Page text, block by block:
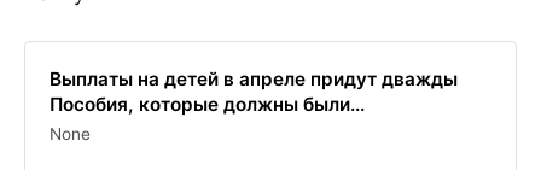
Выплаты на детей в апреле придут дважды
Пособия, которые должны были...
None